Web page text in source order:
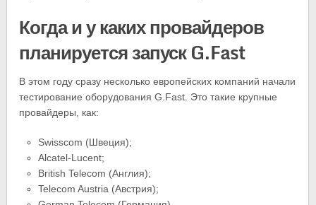
Когда и у каких провайдеров
планируется запуск G.Fast
В этом году сразу несколько европейских компаний начали
тестирование оборудования G.Fast. Это такие крупные
провайдеры, как:
Swisscom (Швеция);
Alcatel-Lucent;
British Telecom (Англия);
Telecom Austria (Австрия);